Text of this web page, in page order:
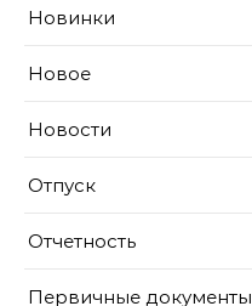
Новинки
Новое
Новости
Отпуск
Отчетность
Первичные документы